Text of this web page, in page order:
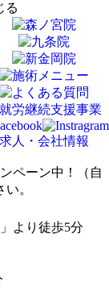
る
求人・会社情報
より徒歩5分